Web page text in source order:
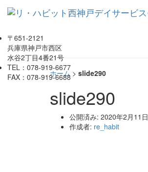
〒651-2121
兵庫県神戸市西区
水谷2丁目4番21号
TEL：078-919-6677
FAX：078-919-6688
ホーム > slide290
slide290
公開済み: 2020年2月11日
作成者: re_habit